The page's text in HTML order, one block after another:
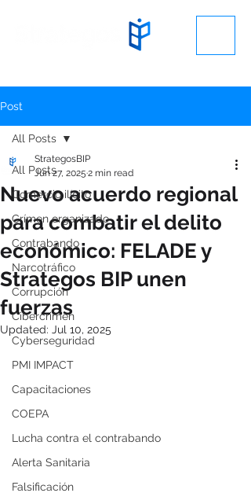
Post
All Posts
Comercio ilícito
Crímen organizado
Contrabando
Narcotráfico
Corrupción
Cibercrimen
Cyberseguridad
PMI IMPACT
Capacitaciones
COEPA
Lucha contra el contrabando
Alerta Sanitaria
Falsificación
All Posts
Nuevo acuerdo regional
para combatir el delito
económico: FELADE y
Strategos BIP unen
fuerzas
StrategosBIP
Jun 27, 2025 2 min read
Updated: Jul 10, 2025